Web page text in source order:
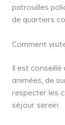
patrouilles
de quartiers
Comment
Il est conseillé
animées, de
respecter les
séjour serein.